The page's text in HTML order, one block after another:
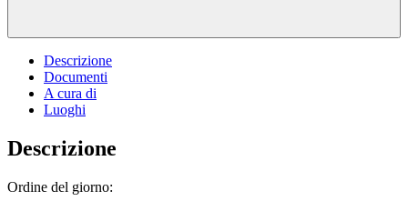
Descrizione
Documenti
A cura di
Luoghi
Descrizione
Ordine del giorno: